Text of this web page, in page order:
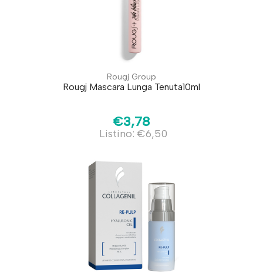
Rougj Group
Rougj Mascara Lunga Tenuta10ml
€3,78
Listino: €6,50